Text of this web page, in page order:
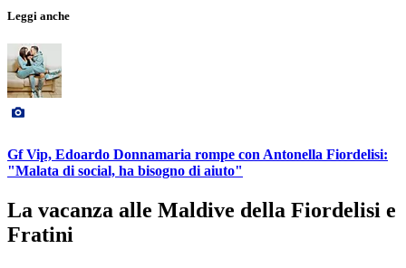
Leggi anche
Gf Vip, Edoardo Donnamaria rompe con Antonella Fiordelisi:
"Malata di social, ha bisogno di aiuto"
La vacanza alle Maldive della Fiordelisi e
Fratini